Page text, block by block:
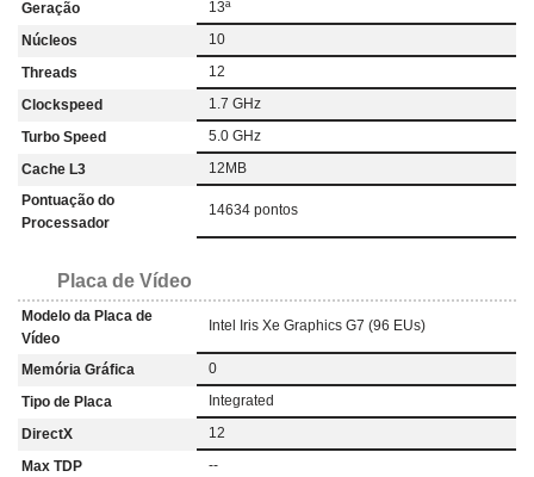
Geração
13ª
Núcleos
10
Threads
12
Clockspeed
1.7 GHz
Turbo Speed
5.0 GHz
Cache L3
12MB
Pontuação do
Processador
14634 pontos
Placa de Vídeo
Modelo da Placa de
Vídeo
Intel Iris Xe Graphics G7 (96 EUs)
Memória Gráfica
0
Tipo de Placa
Integrated
DirectX
12
Max TDP
--